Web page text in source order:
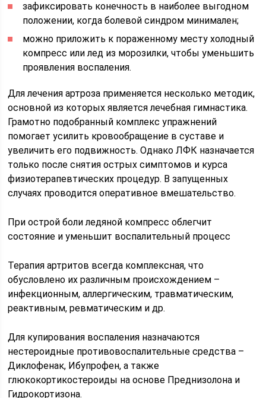
зафиксировать конечность в наиболее выгодном
положении, когда болевой синдром минимален;
можно приложить к пораженному месту холодный
компресс или лед из морозилки, чтобы уменьшить
проявления воспаления.
Для лечения артроза применяется несколько методик,
основной из которых является лечебная гимнастика.
Грамотно подобранный комплекс упражнений
помогает усилить кровообращение в суставе и
увеличить его подвижность. Однако ЛФК назначается
только после снятия острых симптомов и курса
физиотерапевтических процедур. В запущенных
случаях проводится оперативное вмешательство.
При острой боли ледяной компресс облегчит
состояние и уменьшит воспалительный процесс
Терапия артритов всегда комплексная, что
обусловлено их различным происхождением –
инфекционным, аллергическим, травматическим,
реактивным, ревматическим и др.
Для купирования воспаления назначаются
нестероидные противовоспалительные средства –
Диклофенак, Ибупрофен, а также
глюкокортикостероиды на основе Преднизолона и
Гидрокортизона.